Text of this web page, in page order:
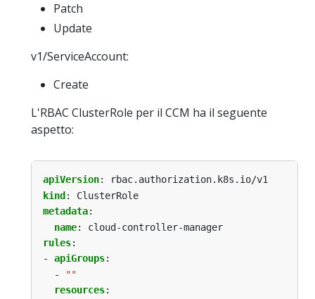
Patch
Update
v1/ServiceAccount:
Create
L'RBAC ClusterRole per il CCM ha il seguente
aspetto:
apiVersion:
rbac.authorization.k8s.io/v1
kind :
ClusterRole
metadata:
name:
cloud-controller-manager
rules:
- apiGroups:
-
""
resources: